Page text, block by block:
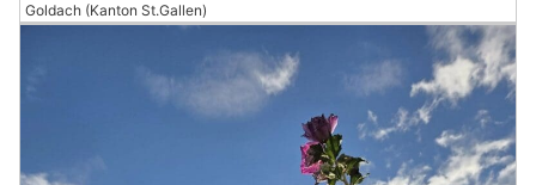
Goldach (Kanton St.Gallen)